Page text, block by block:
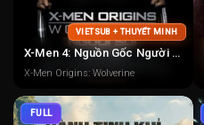
VIETSUB + THUYẾT MINH
X-Men 4: Nguồn Gốc Người Sói
X-Men Origins: Wolverine
FULL